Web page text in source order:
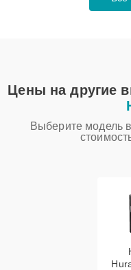
Цены на другие
Выберите модель